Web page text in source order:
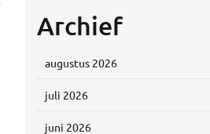
Archief
augustus 2026
juli 2026
juni 2026